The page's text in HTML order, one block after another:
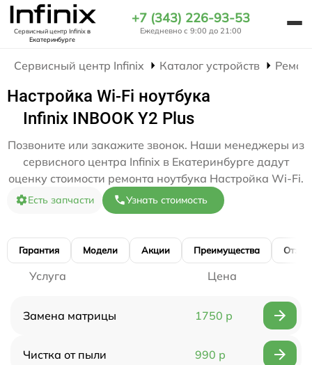
Сервисный центр Infinixв
Екатеринбурге
+7 (343) 226-93-53
Ежедневно с 9:00 до 21:00
Сервисный центр Infinix Каталог устройств
Настройка Wi-Fi ноутбука
Infinix INBOOK Y2 Plus
Позвоните или закажите звонок. Наши менеджеры из
сервисного центра Infinix в Екатеринбурге дадут
оценку стоимости ремонта ноутбука Настройка Wi-Fi.
Есть запчасти Узнать стоимость
Гарантия Модели Акции Преимущества
Услуга Цена
Замена матрицы 1750 р
Чистка от пыли 990 р